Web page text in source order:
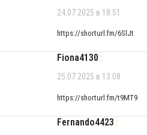
24.07.2025 в 18:51
https://shorturl.fm/6SlJt
Fiona4130 :
25.07.2025 в 13:08
https://shorturl.fm/t9MT9
Fernando4423 :